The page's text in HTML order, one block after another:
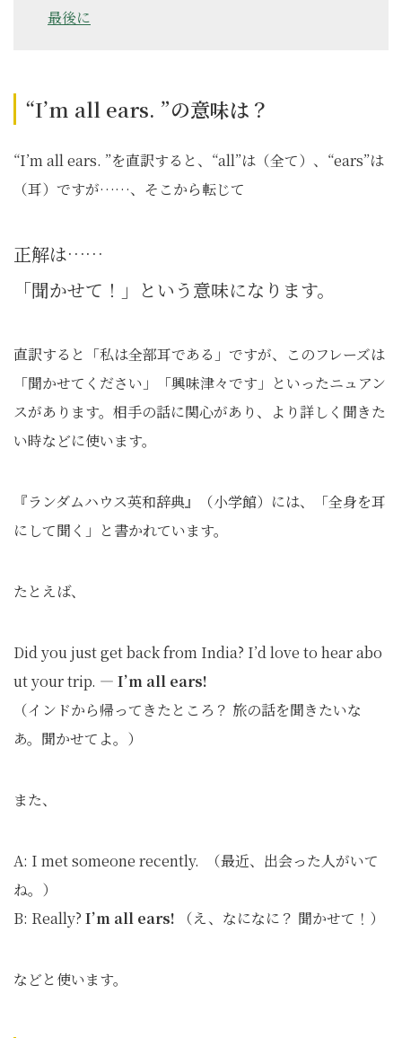
最後に
“I’m all ears. ”の意味は？
“I’m all ears. ”を直訳すると、“all”は（全て）、“ears”は
（耳）ですが……、そこから転じて
正解は……
「聞かせて！」という意味になります。
直訳すると「私は全部耳である」ですが、このフレーズは
「聞かせてください」「興味津々です」といったニュアン
スがあります。相手の話に関心があり、より詳しく聞きた
い時などに使います。
『ランダムハウス英和辞典』（小学館）には、「全身を耳
にして聞く」と書かれています。
たとえば、
Did you just get back from India? I’d love to hear abo
ut your trip. — I’m all ears!
（インドから帰ってきたところ？ 旅の話を聞きたいな
あ。聞かせてよ。）
また、
A: I met someone recently. （最近、出会った人がいて
ね。）
B: Really? I’m all ears! （え、なになに？ 聞かせて！）
などと使います。